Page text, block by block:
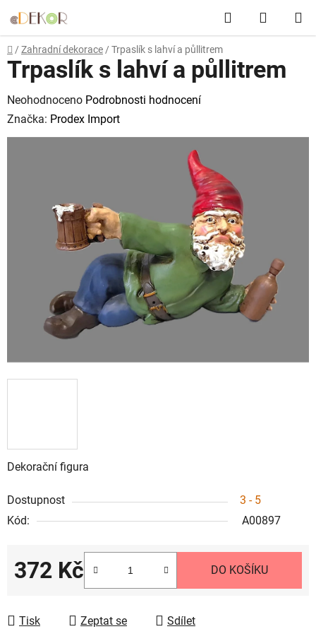
na
obsah
Hledat
KOŠÍK
Domů
/ Zahradní dekorace / Trpaslík s lahví a půllitrem
Dekorační figura
Dostupnost
3 - 5
Kód:
A00897
372 Kč DO KOŠÍKU
Tisk Zeptat se Sdílet
Trpaslík s lahví a půllitrem
Průměrné
hodnocení
produktu
hvězdiček.
Neohodnoceno Podrobnosti hodnocení
Značka: Prodex Import